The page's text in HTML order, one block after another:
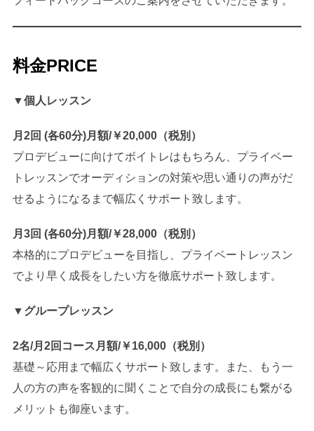
料金PRICE
▼個人レッスン
月2回 (各60分)月額/￥20,000（税別）
プロデビューに向けてボイトレはもちろん、プライベー
トレッスンでオーディションの対策や思い通りの声がだ
せるようになるまで幅広くサポート致します。
月3回 (各60分)月額/￥28,000（税別）
本格的にプロデビューを目指し、プライベートレッスン
でより早く成長をしたい方を徹底サポート致します。
▼ グループレッスン
2名/月2回コース月額/￥16,000（税別）
基礎～応用まで幅広くサポート致します。また、もう一
人の方の声を客観的に聞くことで自分の成長にも繋がる
メリットも御座います。